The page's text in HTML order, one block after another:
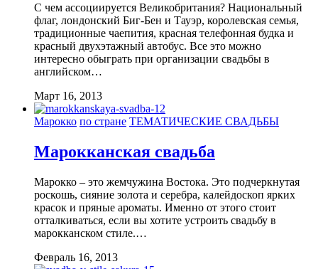
С чем ассоциируется Великобритания? Национальный
флаг, лондонский Биг-Бен и Тауэр, королевская семья,
традиционные чаепития, красная телефонная будка и
красный двухэтажный автобус. Все это можно
интересно обыграть при организации свадьбы в
английском…
Март 16, 2013
Марокко по стране ТЕМАТИЧЕСКИЕ СВАДЬБЫ
Марокканская свадьба
Марокко – это жемчужина Востока. Это подчеркнутая
роскошь, сияние золота и серебра, калейдоскоп ярких
красок и пряные ароматы. Именно от этого стоит
отталкиваться, если вы хотите устроить свадьбу в
марокканском стиле.…
Февраль 16, 2013